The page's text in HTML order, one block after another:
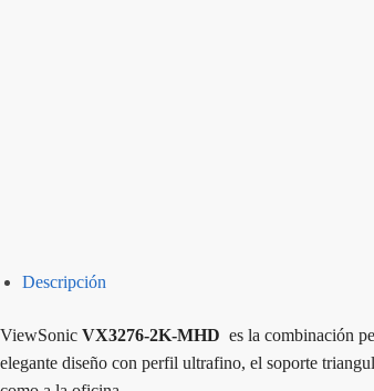
Descripción
ViewSonic VX3276-2K-MHD es la combinación
elegante diseño con perfil ultrafino, el soporte